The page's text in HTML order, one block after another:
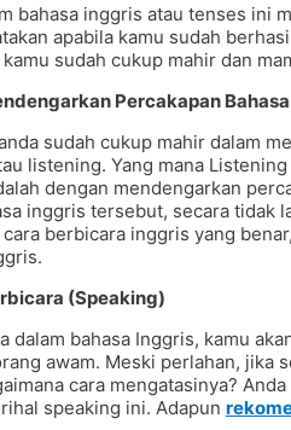
bahasa inggris atau tenses ini
apabila kamu sudah
sudah cukup mahir dan
Percakapan
sudah cukup mahir dalam
listening. Yang mana
dengan mendengarkan
inggris tersebut, secara tidak
berbicara inggris yang
(Speaking)
dalam bahasa Inggris, kamu
awam. Meski perlahan, jika
cara mengatasinya?
speaking ini. Adapun